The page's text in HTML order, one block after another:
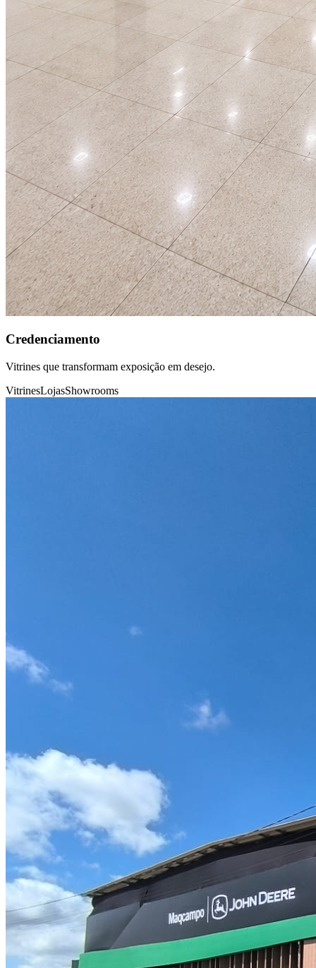
Credenciamento
Vitrines que transformam exposição em desejo.
VitrinesLojasShowrooms